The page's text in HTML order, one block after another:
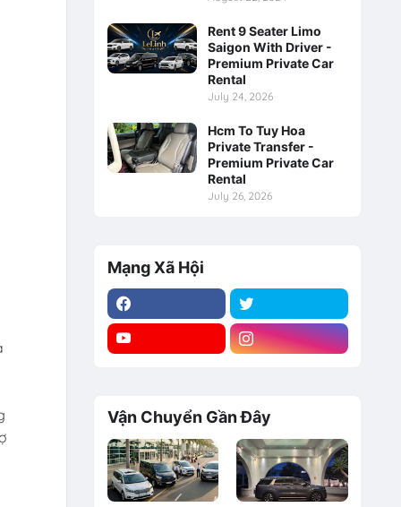
Rent 9 Seater Limo
Saigon With Driver -
Premium Private Car
Rental
July 24, 2026
Hcm To Tuy Hoa
Private Transfer -
Premium Private Car
Rental
July 26, 2026
Mạng Xã Hội
Vận Chuyển Gần Đây